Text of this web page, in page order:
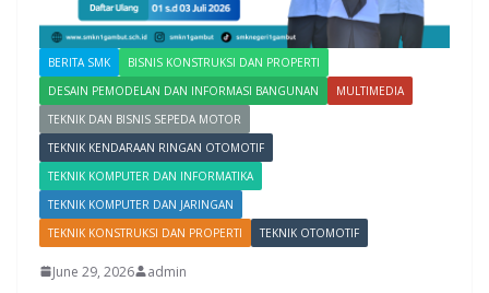
BERITA SMK
BISNIS KONSTRUKSI DAN PROPERTI
DESAIN PEMODELAN DAN INFORMASI BANGUNAN
MULTIMEDIA
TEKNIK DAN BISNIS SEPEDA MOTOR
TEKNIK KENDARAAN RINGAN OTOMOTIF
TEKNIK KOMPUTER DAN INFORMATIKA
TEKNIK KOMPUTER DAN JARINGAN
TEKNIK KONSTRUKSI DAN PROPERTI
TEKNIK OTOMOTIF
June 29, 2026 admin